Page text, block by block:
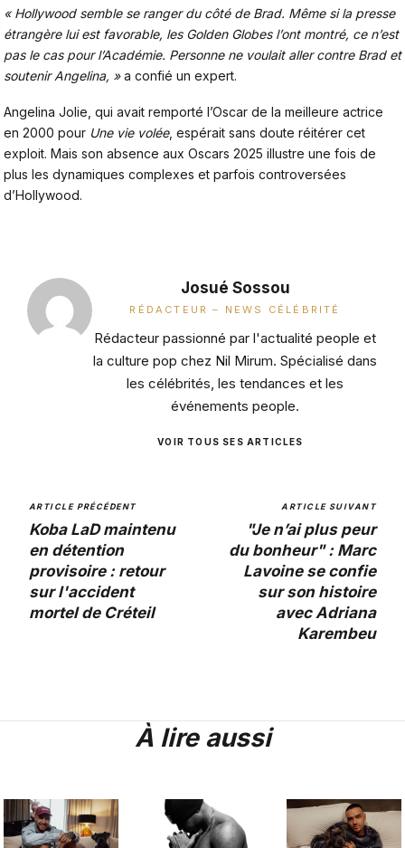
« Hollywood semble se ranger du côté de Brad. Même si la presse
étrangère lui est favorable, les Golden Globes l’ont montré, ce n’est
pas le cas pour l’Académie. Personne ne voulait aller contre Brad et
soutenir Angelina, »a confié un expert.
Angelina Jolie, qui avait remporté l’Oscar de la meilleure actrice
en 2000 pour Une vie volée, espérait sans doute réitérer cet
exploit. Mais son absence aux Oscars 2025 illustre une fois de
plus les dynamiques complexes et parfois controversées
d’Hollywood.
Josué Sossou
RÉDACTEUR – NEWS CÉLÉBRITÉ
Rédacteur passionné par l'actualité people et
la culture pop chez Nil Mirum. Spécialisé dans
les célébrités, les tendances et les
événements people.
VOIR TOUS SES ARTICLES
ARTICLE PRÉCÉDENT
Koba LaD maintenu
en détention
provisoire : retour
sur l'accident
mortel de Créteil
ARTICLE SUIVANT
"Je n’ai plus peur
du bonheur" : Marc
Lavoine se confie
sur son histoire
avec Adriana
Karembeu
À lire aussi